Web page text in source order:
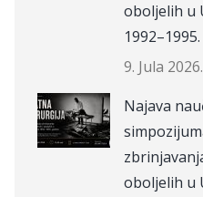
oboljelih u
9. Jula 2026.
Najava
oboljelih u